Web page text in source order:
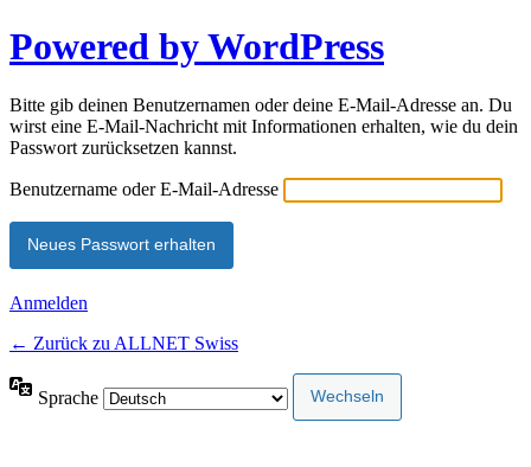
Powered by WordPress
Bitte gib deinen Benutzernamen oder deine E-Mail-Adresse an. Du
wirst eine E-Mail-Nachricht mit Informationen erhalten, wie du dein
Passwort zurücksetzen kannst.
Benutzername oder E-Mail-Adresse
Anmelden
← Zurück zu ALLNET Swiss
Sprache